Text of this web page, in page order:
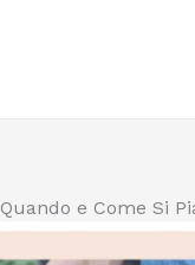
Quando e Come Si